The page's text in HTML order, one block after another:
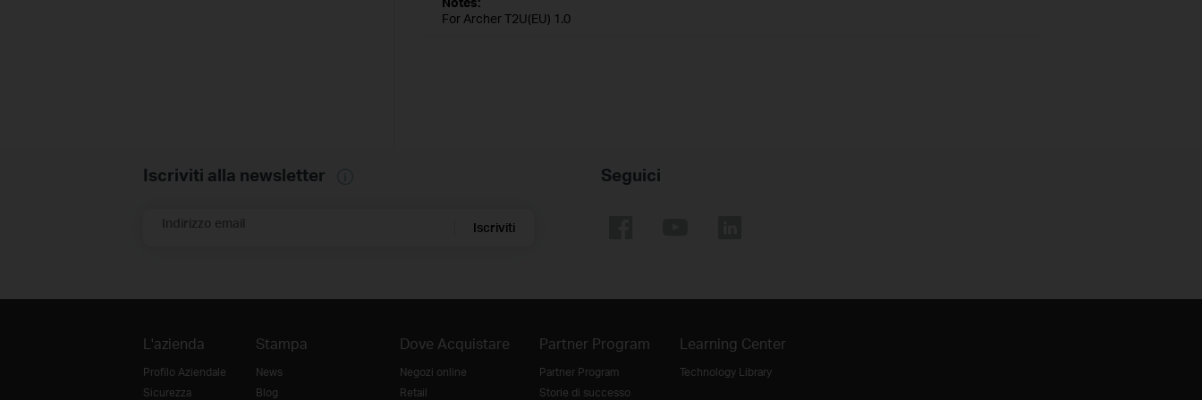
For Archer T2U(EU) 1.0
Iscriviti alla newsletter
Indirizzo email Iscriviti
Seguici
L'azienda
Profilo Aziendale
Sicurezza
Stampa
News
Blog
Dove Acquistare
Negozi online
Retail
Partner Program
Partner Program
Storie di successo
Learning Center
Technology Library